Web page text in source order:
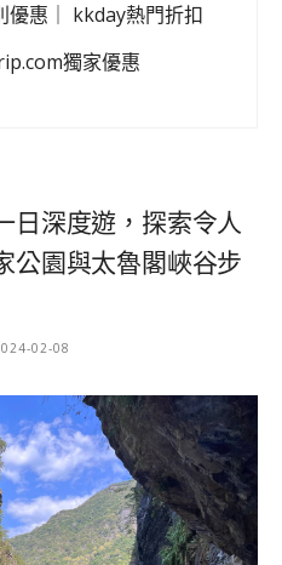
優惠
kkday熱門折扣
獨家優惠
日深度遊，探索令人
公園與太魯閣峽谷步
02-08